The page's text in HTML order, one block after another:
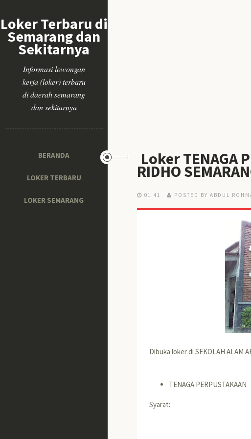
Loker Terbaru di
Semarang dan
Sekitarnya
Informasi lowongan
kerja (loker) terbaru
di daerah semarang
dan sekitarnya
BERANDA
LOKER TERBARU
LOKER SEMARANG
Loker TENAGA
RIDHO
01.41 POSTED BY ABDUL
Dibuka loker di SEKOLAH ALAM
TENAGA PERPUSTAKAAN
Syarat: